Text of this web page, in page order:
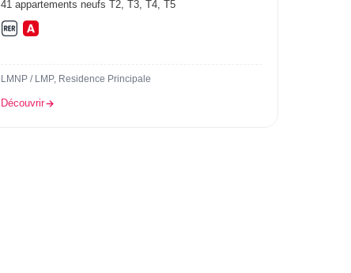
41 appartements neufs T2, T3, T4, T5
LMNP / LMP, Residence Principale
Découvrir